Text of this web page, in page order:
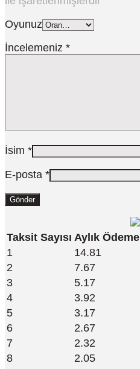
Oyunuz
İncelemeniz *
İsim *
E-posta *
Taksit Sayısı Aylık Ödeme
1
14.81
2
7.67
3
5.17
4
3.92
5
3.17
6
2.67
7
2.32
8
2.05